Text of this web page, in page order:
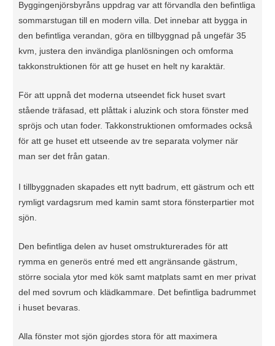
Byggingenjörsbyråns uppdrag var att förvandla den befintliga
sommarstugan till en modern villa. Det innebar att bygga in
den befintliga verandan, göra en tillbyggnad på ungefär 35
kvm, justera den invändiga planlösningen och omforma
takkonstruktionen för att ge huset en helt ny karaktär.
För att uppnå det moderna utseendet fick huset svart
stående träfasad, ett plåttak i aluzink och stora fönster med
spröjs och utan foder. Takkonstruktionen omformades också
för att ge huset ett utseende av tre separata volymer när
man ser det från gatan.
I tillbyggnaden skapades ett nytt badrum, ett gästrum och ett
rymligt vardagsrum med kamin samt stora fönsterpartier mot
sjön.
Den befintliga delen av huset omstrukturerades för att
rymma en generös entré med ett angränsande gästrum,
större sociala ytor med kök samt matplats samt en mer privat
del med sovrum och klädkammare. Det befintliga badrummet
i huset bevaras.
Alla fönster mot sjön gjordes stora för att maximera